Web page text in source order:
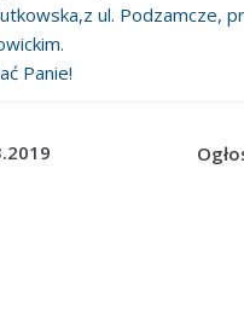
ul. Podzamcze,
Panie!